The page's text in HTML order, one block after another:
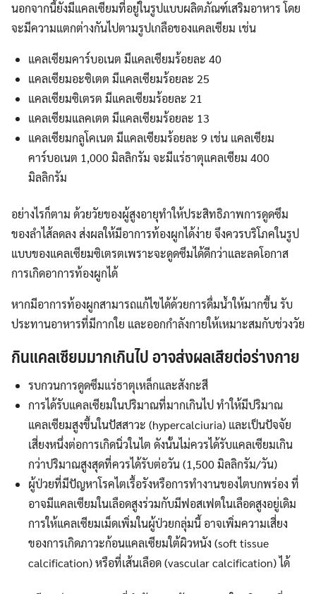
นอกจากนี้ยังมีแคลเซียมที่อยู่ในรูปแบบผลิตภัณฑ์เสริมอาหาร โดย
จะมีความแตกต่างกันไปตามรูปเกลือของแคลเซียม เช่น
แคลเซียมคาร์บอเนต มีแคลเซียมร้อยละ 40
แคลเซียมอะซิเตต มีแคลเซียมร้อยละ 25
แคลเซียมซิเตรต มีแคลเซียมร้อยละ 21
แคลเซียมแลคเตต มีแคลเซียมร้อยละ 13
แคลเซียมกลูโคเนต มีแคลเซียมร้อยละ 9 เช่น แคลเซียม
คาร์บอเนต 1,000 มิลลิกรัม จะมีแร่ธาตุแคลเซียม 400
มิลลิกรัม
อย่างไรก็ตาม ด้วยวัยของผู้สูงอายุทำให้ประสิทธิภาพการดูดซึม
ของลำไส้ลดลง ส่งผลให้มีอาการท้องผูกได้ง่าย จึงควรบริโภคในรูป
แบบของแคลเซียมซิเตรตเพราะจะดูดซึมได้ดีกว่าและลดโอกาส
การเกิดอาการท้องผูกได้
หากมีอาการท้องผูกสามารถแก้ไขได้ด้วยการดื่มน้ำให้มากขึ้น รับ
ประทานอาหารที่มีกากใย และออกกำลังกายให้เหมาะสมกับช่วงวัย
กินแคลเซียมมากเกินไป อาจส่งผลเสียต่อร่างกาย
รบกวนการดูดซึมแร่ธาตุเหล็กและสังกะสี
การได้รับแคลเซียมในปริมาณที่มากเกินไป ทำให้มีปริมาณ
แคลเซียมสูงขึ้นในปัสสาวะ (hypercalciuria) และเป็นปัจจัย
เสี่ยงหนึ่งต่อการเกิดนิ่วในไต ดังนั้นไม่ควรได้รับแคลเซียมเกิน
กว่าปริมาณสูงสุดที่ควรได้รับต่อวัน (1,500 มิลลิกรัม/วัน)
ผู้ป่วยที่มีปัญหาโรคไตเรื้อรังหรือการทำงานของไตบกพร่อง ที่
อาจมีแคลเซียมในเลือดสูงร่วมกับมีฟอสเฟตในเลือดสูงอยู่เดิม
การให้แคลเซียมเม็ดเพิ่มในผู้ป่วยกลุ่มนี้ อาจเพิ่มความเสี่ยง
ของการเกิดภาวะก้อนแคลเซียมใต้ผิวหนัง (soft tissue
calcification) หรือที่เส้นเลือด (vascular calcification) ได้